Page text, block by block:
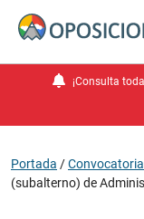
¡Consulta
Portada /
(subalterno) de